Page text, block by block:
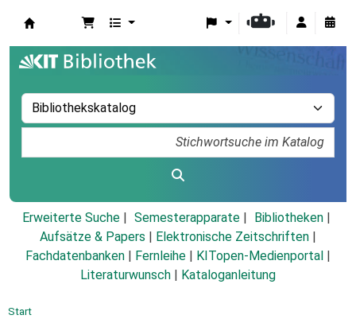
Erweiterte Suche Semesterapparate
Bibliotheken
Aufsätze & Papers
Elektronische Zeitschriften
Fachdatenbanken
Fernleihe KITopen-Medienportal
Literaturwunsch
Kataloganleitung
Start